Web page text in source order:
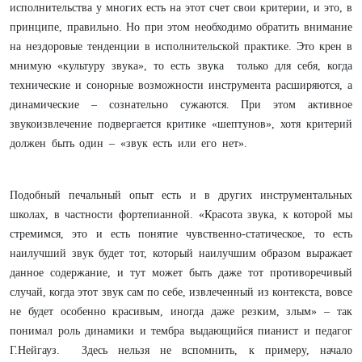
исполнительства у многих есть на этот счет свои критерии, и это, в
принципе, правильно. Но при этом необходимо обратить внимание
на нездоровые тенденции в исполнительской практике. Это крен в
мнимую «культуру звука», то есть звука только для себя, когда
технические и сонорные возможности инструмента расширяются, а
динамические – сознательно сужаются. При этом активное
звукоизвлечение подвергается критике «шептунов», хотя критерий
должен быть один – «звук есть или его нет».
Подобный печальный опыт есть и в других инструментальных
школах, в частности фортепианной. «Красота звука, к которой мы
стремимся, это и есть понятие чувственно-статическое, то есть
наилучший звук будет тот, который наилучшим образом выражает
данное содержание, и тут может быть даже тот противоречивый
случай, когда этот звук сам по себе, извлеченный из контекста, вовсе
не будет особенно красивым, иногда даже резким, злым» – так
понимал роль динамики и тембра выдающийся пианист и педагог
Г.Нейгауз. Здесь нельзя не вспомнить, к примеру, начало